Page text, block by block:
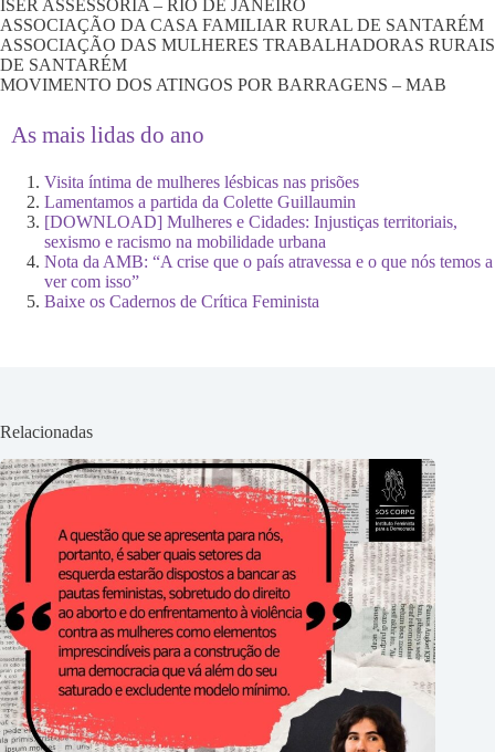
ISER ASSESSORIA – RIO DE JANEIRO
ASSOCIAÇÃO DA CASA FAMILIAR RURAL DE SANTARÉM
ASSOCIAÇÃO DAS MULHERES TRABALHADORAS RURAIS
DE SANTARÉM
MOVIMENTO DOS ATINGOS POR BARRAGENS – MAB
As mais lidas do ano
Visita íntima de mulheres lésbicas nas prisões
Lamentamos a partida da Colette Guillaumin
[DOWNLOAD] Mulheres e Cidades: Injustiças territoriais,
sexismo e racismo na mobilidade urbana
Nota da AMB: “A crise que o país atravessa e o que nós temos a
ver com isso”
Baixe os Cadernos de Crítica Feminista
Relacionadas